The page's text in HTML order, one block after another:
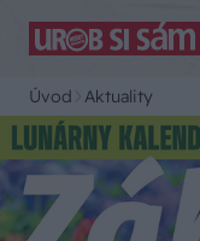
Úvod Aktuality